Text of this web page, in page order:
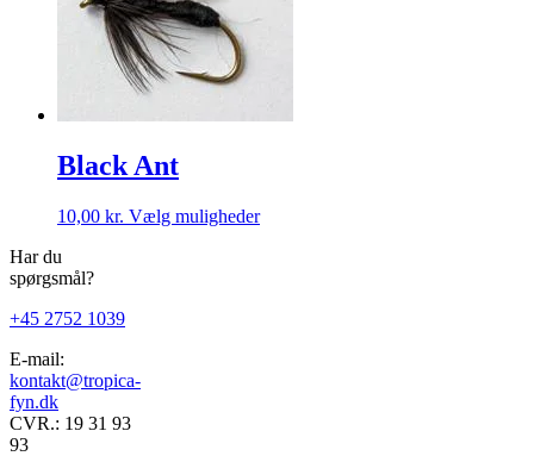
vælges
Black Ant
10,00 kr. Vælg mulighederDette
Har du
spørgsmål?
+45 2752 1039
E-mail:
kontakt@tropica-
fyn.dk
CVR.: 19 31 93
93